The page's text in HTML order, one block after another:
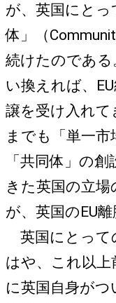
が、英国にとっ
体」（
続けたのであ
い換えれば、
譲を受け入れて
までも「単一市
「共同体」の
きた英国の立
が、英国のEU
英国にとって
はや、これ以上
に英国自身が